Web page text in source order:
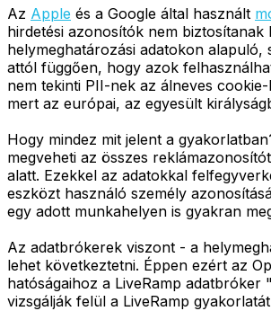
Az Apple és a Google által használt
hirdetési azonosítók nem
helymeghatározási adatokon
attól függően, hogy azok
nem tekinti PII-nek az álneves
mert az európai, az egyesült
Hogy mindez mit jelent a
megveheti az összes
alatt. Ezekkel az adatokkal
eszközt használó személy
egy adott munkahelyen is gyakran
Az adatbrókerek viszont - a
lehet következtetni. Éppen ezért az
hatóságaihoz a LiveRamp
vizsgálják felül a LiveRamp